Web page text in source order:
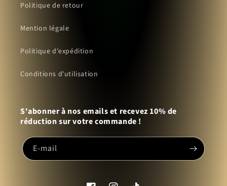
Politique de retour
Mention légale
Politique d'expédition
Conditions d'utilisation
S'abonner à nos emails et recevez 10% de
réduction sur votre commande !
E-mail